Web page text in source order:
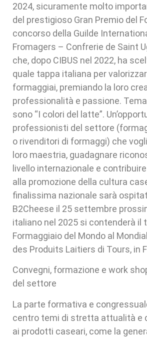
2024, sicuramente molto
del prestigioso Gran Premio del
concorso della Guilde
Fromagers – Confrerie de Saint
che, dopo CIBUS nel 2022, ha
quale tappa italiana per
formaggiai, premiando la loro
professionalità e passione.
sono “I colori del latte”.
professionisti del settore
o rivenditori di formaggi) che
loro maestria, guadagnare
livello internazionale e
alla promozione della cultura
finalissima nazionale sarà
B2Cheese il 25 settembre
italiano nel 2025 si contenderà il
Formaggiaio del Mondo al
des Produits Laitiers di Tours, in
Convegni, formazione e work
del settore
La parte formativa e
centro temi di stretta attualità e
ai prodotti caseari, come la